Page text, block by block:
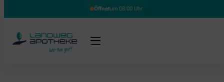
Öffnetum 08:00 Uhr